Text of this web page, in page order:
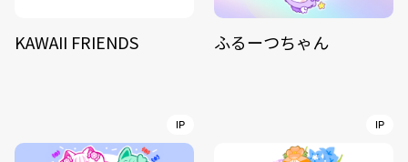
KAWAII FRIENDS ふるーつちゃん
IP IP